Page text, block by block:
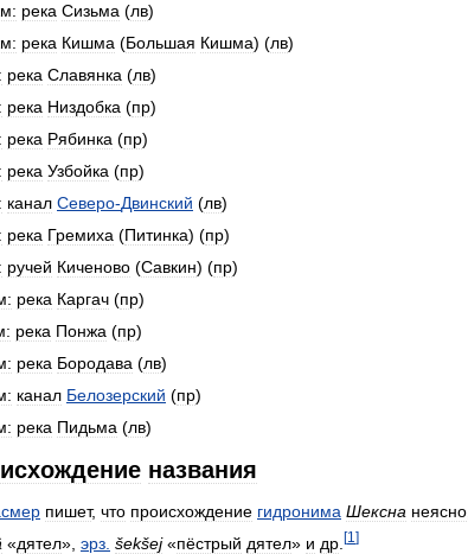
река Сизьма (лв)
река Кишма (Большая Кишма) (лв)
река Славянка (лв)
река Низдобка (пр)
река Рябинка (пр)
река Узбойка (пр)
канал Северо-Двинский (лв)
река Гремиха (Питинка) (пр)
ручей Киченово (Савкин) (пр)
река Каргач (пр)
река Понжа (пр)
река Бородава (лв)
канал Белозерский (пр)
река Пидьма (лв)
названия
пишет, что происхождение гидронима Шексна неясно
«дятел», эрз šekšej«пёстрый дятел» и др [1 ]